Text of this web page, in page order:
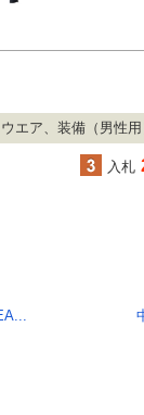
エア、装備（男性用
入札